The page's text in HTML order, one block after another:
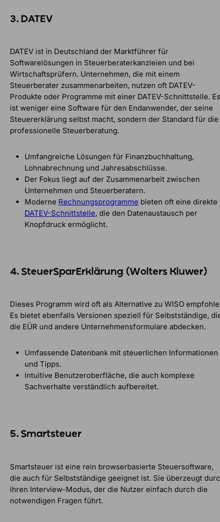
3. DATEV
DATEV ist in Deutschland der Marktführer für
Softwarelösungen in Steuerberaterkanzleien und bei
Wirtschaftsprüfern. Unternehmen, die mit einem
Steuerberater zusammenarbeiten, nutzen oft DATEV-
Produkte oder Programme mit einer DATEV-Schnittstelle. Es
ist weniger eine Software für den Endanwender, der seine
Steuererklärung selbst macht, sondern der Standard für die
professionelle Steuerberatung.
Umfangreiche Lösungen für Finanzbuchhaltung,
Lohnabrechnung und Jahresabschlüsse.
Der Fokus liegt auf der Zusammenarbeit zwischen
Unternehmen und Steuerberatern.
Moderne Rechnungsprogramme bieten oft eine direkte
DATEV-Schnittstelle, die den Datenaustausch per
Knopfdruck ermöglicht.
4. SteuerSparErklärung (Wolters Kluwer)
Dieses Programm wird oft als Alternative zu WISO
Es bietet ebenfalls Versionen speziell für Selbstständige,
die EÜR und andere Unternehmensformulare abdecken.
Umfassende Datenbank mit steuerlichen Informationen
und Tipps.
Intuitive Benutzeroberfläche, die auch komplexe
Sachverhalte verständlich aufbereitet.
5. Smartsteuer
Smartsteuer ist eine rein browserbasierte Steuersoftware,
die auch für Selbstständige geeignet ist. Sie überzeugt
ihren Interview-Modus, der die Nutzer einfach durch die
notwendigen Fragen führt.